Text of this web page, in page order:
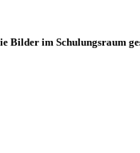
im Schulungsraum